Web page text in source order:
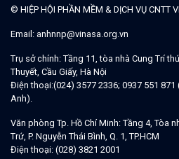
© HIỆP HỘI PHẦN MỀM & DỊCH VỤ CNTT
Email: anhnnp@vinasa.org.vn
Trụ sở chính: Tầng 11, tòa nhà Cung Trí
Thuyết, Cầu Giấy, Hà Nội
Điện thoại:(024) 3577 2336; 0937 551
Anh).
Văn phòng Tp. Hồ Chí Minh: Tầng 4, Tòa
Trứ, P. Nguyễn Thái Bình, Q. 1, TP.HCM
Điện thoại: (028) 3821 2001